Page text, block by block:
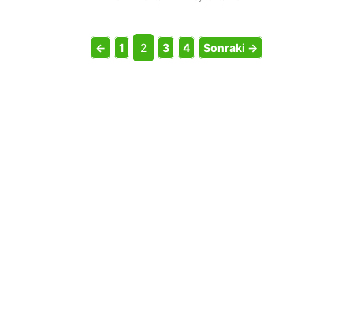
← 1 2 3 4 Sonraki →